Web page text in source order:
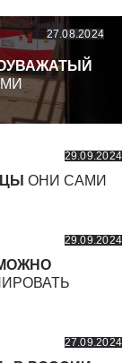
27.08.2024
29.09.2024
ОНИ САМИ
29.09.2024
27.09.2024